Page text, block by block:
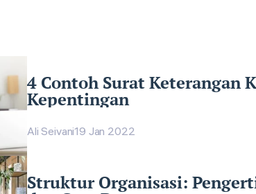
4 Contoh Surat Keterangan
Kepentingan
Ali Seivani19 Jan 2022
Struktur Organisasi: